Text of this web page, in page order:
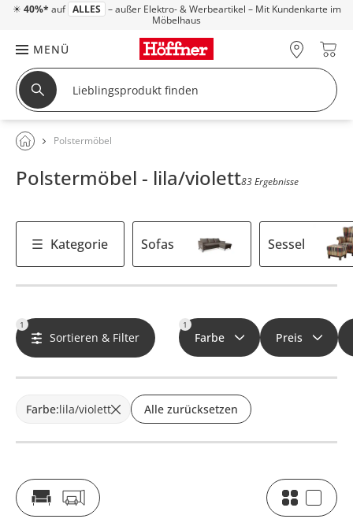
☀ 40%* auf ALLES – außer Elektro- & Werbeartikel – Mit Kundenkarte im
Möbelhaus
MENÜ
Polstermöbel
Polstermöbel - lila/violett83 Ergebnisse
Kategorie Sofas Sessel
1
Sortieren & Filter
1
Farbe Preis
Farbe:lila/violett Alle zurücksetzen